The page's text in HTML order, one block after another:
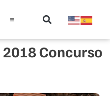
Concurso